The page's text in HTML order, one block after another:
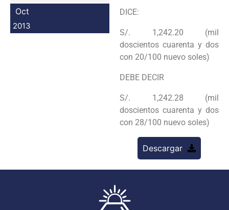
Oct
2013
DICE:
S/. 1,242.20 (mil
doscientos cuarenta y dos
con 20/100 nuevo soles)
DEBE DECIR
S/. 1,242.28 (mil
doscientos cuarenta y dos
con 28/100 nuevo soles)
Descargar